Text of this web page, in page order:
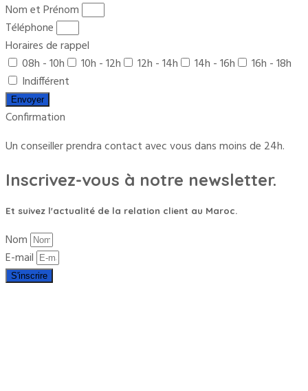
Nom et Prénom
Téléphone
Horaires de rappel
08h - 10h
10h - 12h 12h - 14h 14h - 16h
16h - 18h
Indifférent
Envoyer
Confirmation
Un conseiller prendra contact avec vous dans moins de 24h.
Inscrivez-vous à notre newsletter.
Et suivez l'actualité de la relation client au Maroc.
Nom
E-mail
S'inscrire